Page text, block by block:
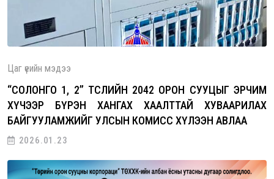
Цаг үеийн мэдээ
“СОЛОНГО 1, 2” ТӨСЛИЙН 2042 ОРОН СУУЦЫГ ЭРЧИМ
ХҮЧЭЭР БҮРЭН ХАНГАХ ХААЛТТАЙ ХУВААРИЛАХ
БАЙГУУЛАМЖИЙГ УЛСЫН КОМИСС ХҮЛЭЭН АВЛАА
2026.01.23